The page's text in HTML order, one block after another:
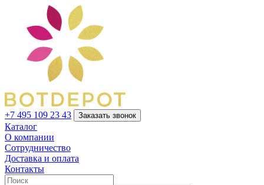
+7 495 109 23 43 Заказать звонок
Каталог
О компании
Сотрудничество
Доставка и оплата
Контакты